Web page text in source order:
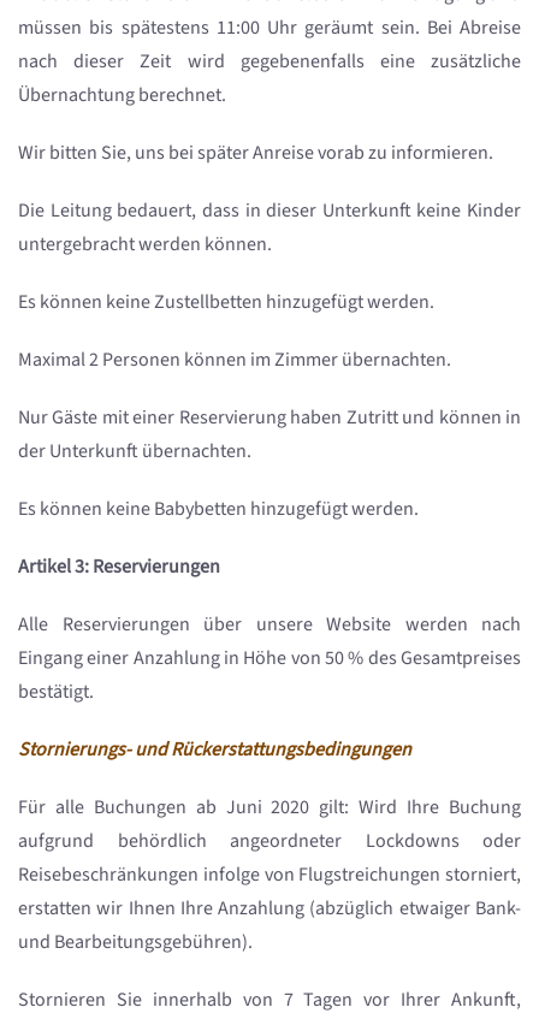
müssen bis spätestens 11:00 Uhr geräumt sein. Bei Abreise
nach dieser Zeit wird gegebenenfalls eine zusätzliche
Übernachtung berechnet.
Wir bitten Sie, uns bei später Anreise vorab zu informieren.
Die Leitung bedauert, dass in dieser Unterkunft keine Kinder
untergebracht werden können.
Es können keine Zustellbetten hinzugefügt werden.
Maximal 2 Personen können im Zimmer übernachten.
Nur Gäste mit einer Reservierung haben Zutritt und können in
der Unterkunft übernachten.
Es können keine Babybetten hinzugefügt werden.
Artikel 3: Reservierungen
Alle Reservierungen über unsere Website werden nach
Eingang einer Anzahlung in Höhe von 50 % des Gesamtpreises
bestätigt.
Stornierungs- und Rückerstattungsbedingungen
Für alle Buchungen ab Juni 2020 gilt: Wird Ihre Buchung
aufgrund behördlich angeordneter Lockdowns oder
Reisebeschränkungen infolge von Flugstreichungen storniert,
erstatten wir Ihnen Ihre Anzahlung (abzüglich etwaiger Bank-
und Bearbeitungsgebühren).
Stornieren Sie innerhalb von 7 Tagen vor Ihrer Ankunft,